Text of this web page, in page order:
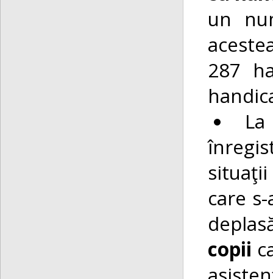
un
287
care
copii